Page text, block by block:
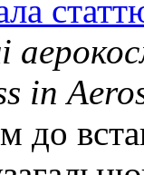
in
до